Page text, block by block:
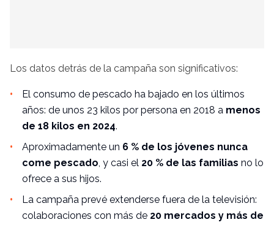
Los datos detrás de la campaña son significativos:
El consumo de pescado ha bajado en los últimos
años: de unos 23 kilos por persona en 2018 a menos
de 18 kilos en 2024.
Aproximadamente un 6 % de los jóvenes nunca
come pescado, y casi el 20 % de las familias no lo
ofrece a sus hijos.
La campaña prevé extenderse fuera de la televisión:
colaboraciones con más de 20 mercados y más de